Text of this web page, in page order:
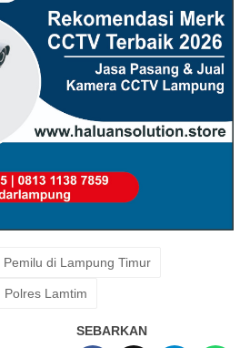
Pemilu di Lampung Timur
Polres Lamtim
SEBARKAN